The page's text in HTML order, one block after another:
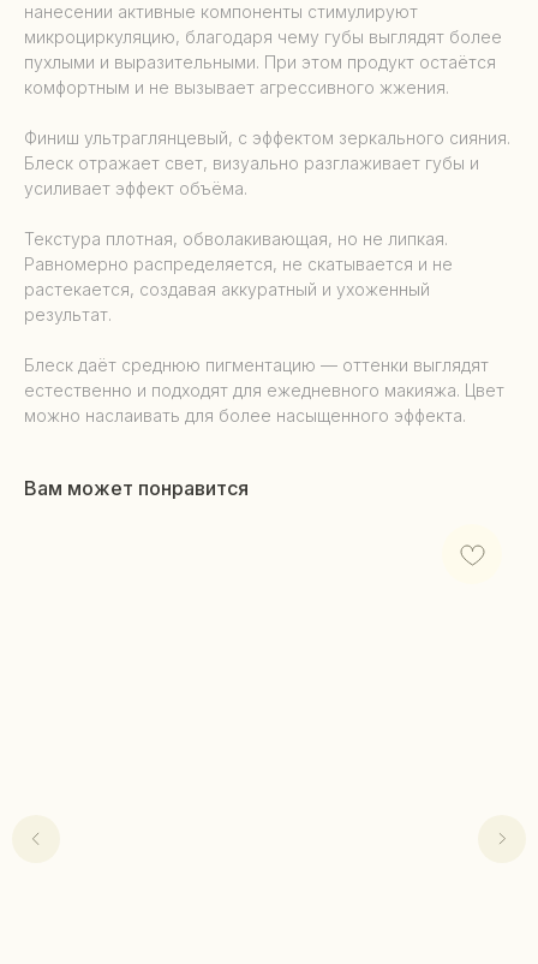
нанесении активные компоненты стимулируют
микроциркуляцию, благодаря чему губы выглядят более
пухлыми и выразительными. При этом продукт остаётся
комфортным и не вызывает агрессивного жжения.
Финиш ультраглянцевый, с эффектом зеркального сияния.
Блеск отражает свет, визуально разглаживает губы и
усиливает эффект объёма.
Текстура плотная, обволакивающая, но не липкая.
Равномерно распределяется, не скатывается и не
растекается, создавая аккуратный и ухоженный
результат.
Блеск даёт среднюю пигментацию — оттенки выглядят
естественно и подходят для ежедневного макияжа. Цвет
можно наслаивать для более насыщенного эффекта.
Вам может понравится